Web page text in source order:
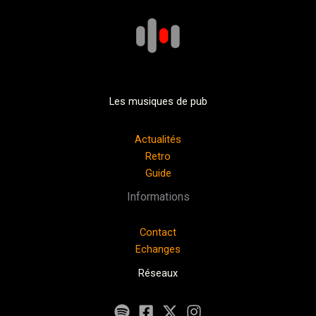
Les musiques de pub
Actualités
Retro
Guide
Informations
Contact
Echanges
Réseaux